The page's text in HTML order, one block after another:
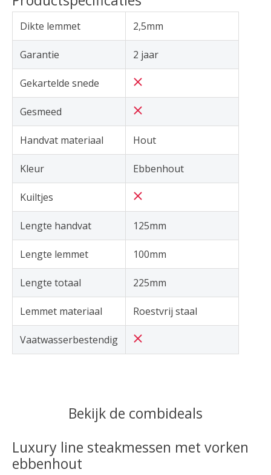
Dikte lemmet 2,5mm
Garantie 2 jaar
Gekartelde snede
Gesmeed
Handvat materiaal Hout
Kleur Ebbenhout
Kuiltjes
Lengte handvat 125mm
Lengte lemmet 100mm
Lengte totaal 225mm
Lemmet materiaal Roestvrij staal
Vaatwasserbestendig
Bekijk de combideals
Luxury line steakmessen met vorken
ebbenhout